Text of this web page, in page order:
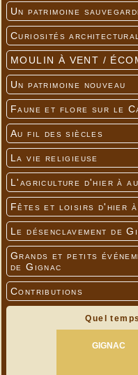
Un patrimoine
Curiosités
MOULIN À VENT /
Un patrimoine nouveau
Faune et flore sur le
Au fil des siècles
La vie religieuse
L'agriculture d'hier à
Fêtes et loisirs d'hier à
Le désenclavement de
Grands et petits
de Gignac
Contributions
Quel